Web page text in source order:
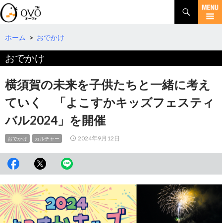
検
索
コ
テ
ツ
へ
動
ホーム > おでかけ
おでかけ
横須賀の未来を子供たちと一緒に考え
ていく 「よこすかキッズフェスティ
バル2024」を開催
おでかけ カルチャー 2024年9月12日